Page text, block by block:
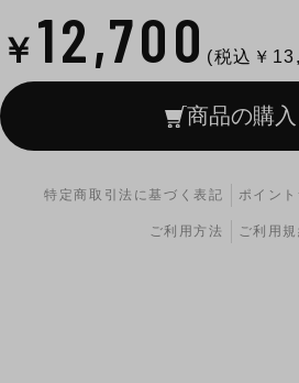
￥ 12,700 (税込￥
商品の購入
特定商取引法に基づく表記 ポイン
ご利用方法 ご利用規